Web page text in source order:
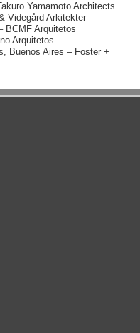
Yamamoto Architects
Videgård Arkitekter
BCMF Arquitetos
Arquitetos
Buenos Aires – Foster +